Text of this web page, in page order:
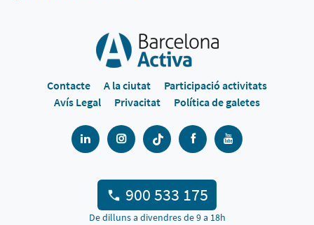
Contacte A la ciutat
Participació activitats
Avís Legal
Privacitat Política de galetes
900 533 175
De dilluns a divendres de 9 a 18h